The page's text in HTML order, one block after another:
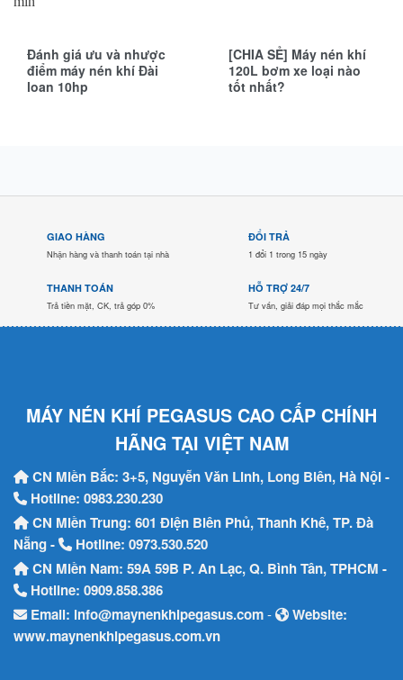
Đánh giá ưu và nhược
điểm máy nén khí Đài
loan 10hp
[CHIA SẺ] Máy nén khí
120L bơm xe loại nào
tốt nhất?
GIAO HÀNG
Nhận hàng và thanh toán tại nhà
ĐỔI TRẢ
1 đổi 1 trong 15 ngày
THANH TOÁN
Trả tiền mặt, CK, trả góp 0%
HỖ TRỢ 24/7
Tư vấn, giải đáp mọi thắc mắc
MÁY NÉN KHÍ PEGASUS CAO CẤP CHÍNH
HÃNG TẠI VIỆT NAM
CN Miền Bắc: 3+5, Nguyễn Văn Linh, Long Biên, Hà Nội -
Hotline: 0983.230.230
CN Miền Trung: 601 Điện Biên Phủ, Thanh Khê, TP. Đà
Nẵng -
Hotline: 0973.530.520
CN Miền Nam: 59A 59B P. An Lạc, Q. Bình Tân, TPHCM -
Hotline: 0909.858.386
Email: info@maynenkhipegasus.com-
Website:
www.maynenkhipegasus.com.vn